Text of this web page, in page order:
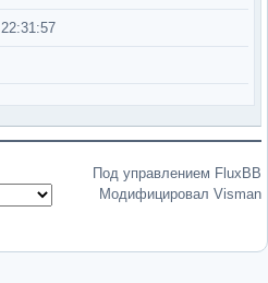
Под управлением FluxBB
Модифицировал Visman